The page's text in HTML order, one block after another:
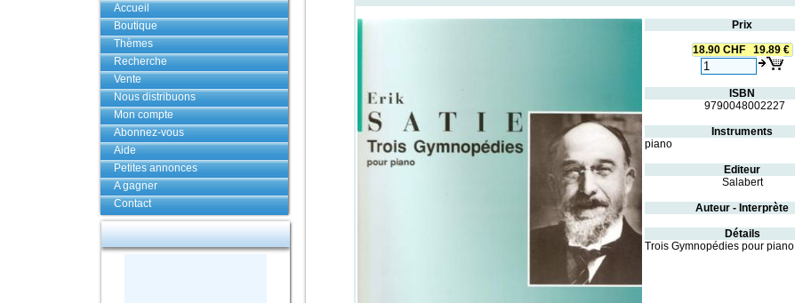
Accueil
Boutique
Thèmes
Recherche
Vente
Nous distribuons
Mon compte
Abonnez-vous
Aide
Petites annonces
A gagner
Contact
Prix
18.90 CHF 19.89 €
ISBN
9790048002227
Instruments
piano
Editeur
Salabert
Auteur - Interprète
Détails
Trois Gymnopédies pour piano